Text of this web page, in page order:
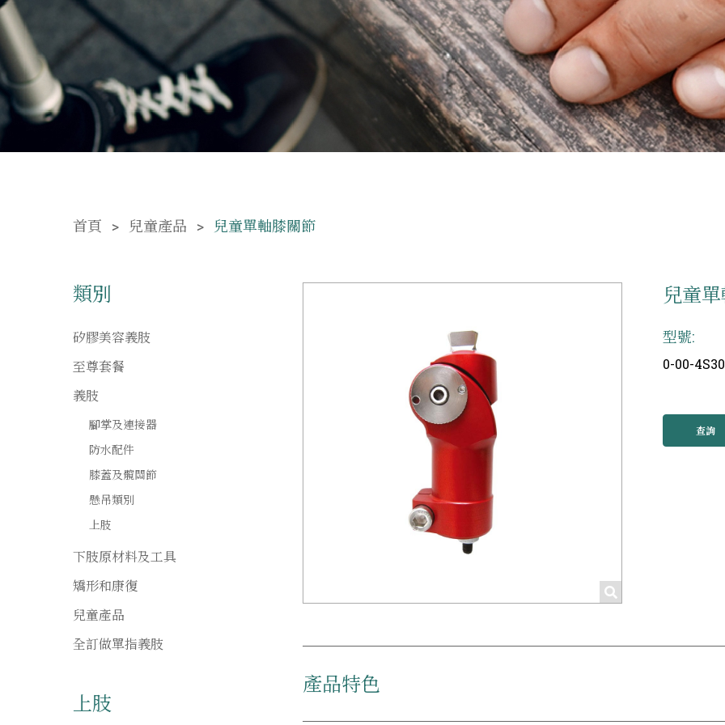
首頁 兒童產品 兒童單軸膝關節
類別
矽膠美容義肢
至尊套餐
義肢
腳掌及連接器
防水配件
膝蓋及髖關節
懸吊類別
上肢
下肢原材料及工具
矯形和康復
兒童產品
全訂做單指義肢
上肢
兒童
型號:
0-00-
查詢
產品特色